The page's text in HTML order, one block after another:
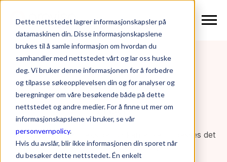
Dette nettstedet lagrer informasjonskapsler på
datamaskinen din. Disse informasjonskapslene
brukes til å samle informasjon om hvordan du
samhandler med nettstedet vårt og lar oss huske
deg. Vi bruker denne informasjonen for å forbedre
og tilpasse søkeopplevelsen din og for analyser og
beregninger om våre besøkende både på dette
nettstedet og andre medier. For å finne ut mer om
informasjonskapslene vi bruker, se vår
personvernpolicy.
Hvis du avslår, blir ikke informasjonen din sporet når
du besøker dette nettstedet. Én enkelt
Priser.
Vår prismodell er fleksibel og kan enkelt tilpasses det
behovet din bedrift har.